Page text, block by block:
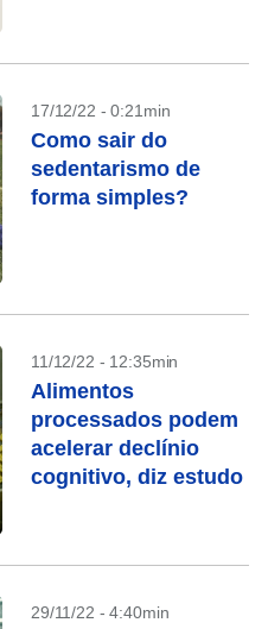
17/12/22 - 0:21min
Como sair do
sedentarismo de
forma simples?
11/12/22 - 12:35min
Alimentos
processados podem
acelerar declínio
cognitivo, diz estudo
29/11/22 - 4:40min